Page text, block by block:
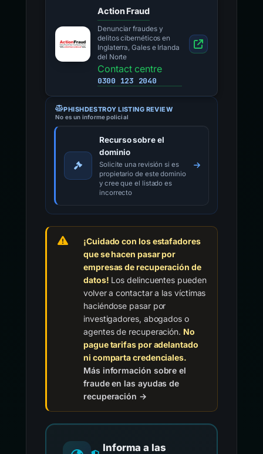
Action Fraud
Denunciar fraudes y
delitos cibernéticos en
Inglaterra, Gales e Irlanda
del Norte
Contact centre
0300 123 2040
PHISHDESTROY LISTING REVIEW
No es un informe policial
Recurso sobre el
dominio
Solicite una revisión si es
propietario de este dominio
y cree que el listado es
incorrecto
¡Cuidado con los estafadores
que se hacen pasar por
empresas de recuperación de
datos! Los delincuentes pueden
volver a contactar a las víctimas
haciéndose pasar por
investigadores, abogados o
agentes de recuperación. No
pague tarifas por adelantado
ni comparta credenciales.
Más información sobre el
fraude en las ayudas de
recuperación →
Informa a las